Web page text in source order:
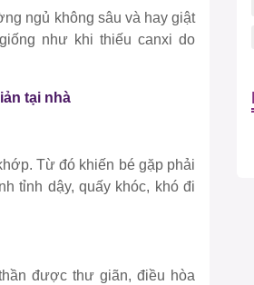
ngủ không sâu và hay giật
như khi thiếu canxi do
tại nhà
Từ đó khiến bé gặp phải
tỉnh dậy, quấy khóc, khó đi
được thư giãn, điều hòa